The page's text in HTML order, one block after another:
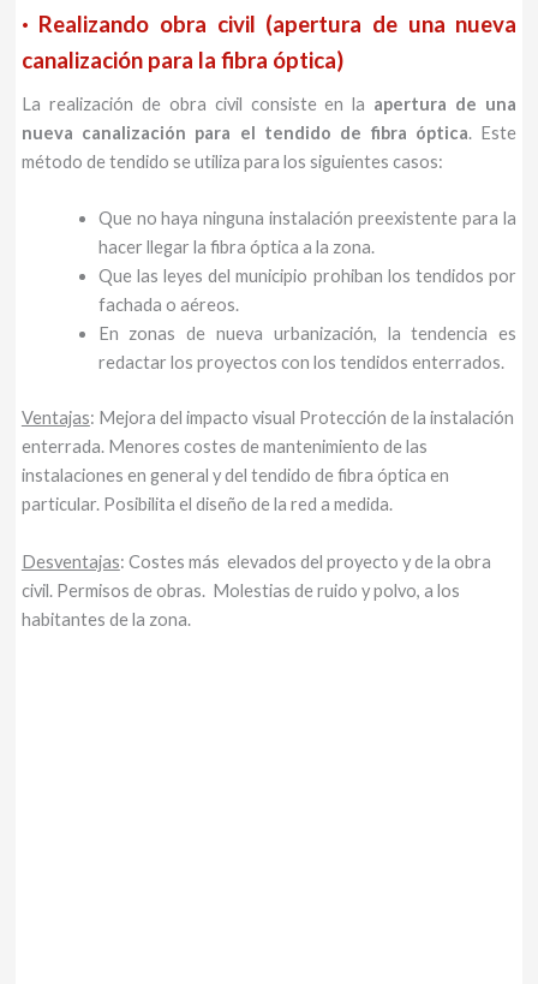
· Realizando obra civil (apertura de una nueva
canalización para la fibra óptica)
La realización de obra civil consiste en la apertura de una
nueva canalización para el tendido de fibra óptica. Este
método de tendido se utiliza para los siguientes casos:
Que no haya ninguna instalación preexistente para la
hacer llegar la fibra óptica a la zona.
Que las leyes del municipio prohiban los tendidos por
fachada o aéreos.
En zonas de nueva urbanización, la tendencia es
redactar los proyectos con los tendidos enterrados.
Ventajas: Mejora del impacto visual Protección de la instalación
enterrada. Menores costes de mantenimiento de las
instalaciones en general y del tendido de fibra óptica en
particular. Posibilita el diseño de la red a medida.
Desventajas: Costes más elevados del proyecto y de la obra
civil. Permisos de obras. Molestias de ruido y polvo, a los
habitantes de la zona.